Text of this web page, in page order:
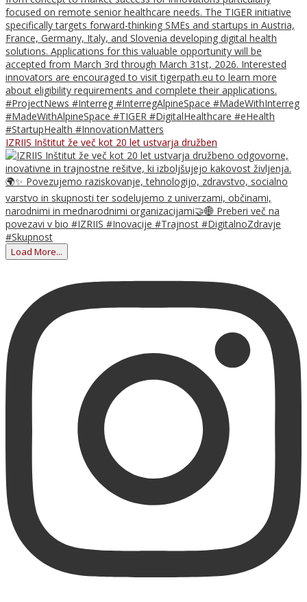
IZRIIS Inštitut že več kot 20 let ustvarja družben
Load More...